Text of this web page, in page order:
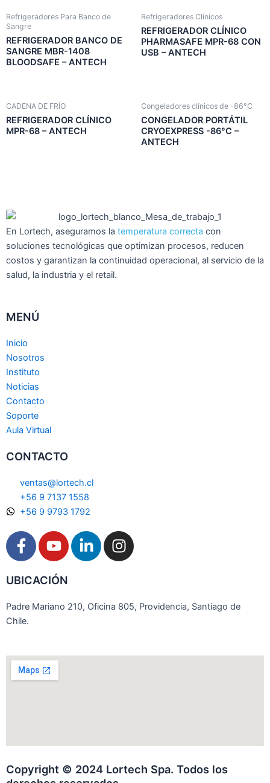
Refrigeradores Para Banco de
Sangre
REFRIGERADOR BANCO DE
SANGRE MBR-1408
BLOODSAFE – ANTECH
Refrigeradores Clínicos
REFRIGERADOR CLÍNICO
PHARMASAFE MPR-68 CON
USB – ANTECH
CADENA DE FRÍO
REFRIGERADOR CLÍNICO
MPR-68 – ANTECH
Congeladores clínicos de -86°C
CONGELADOR PORTÁTIL
CRYOEXPRESS -86°C –
ANTECH
En Lortech, aseguramos la temperatura correcta con
soluciones tecnológicas que optimizan procesos, reducen
costos y garantizan la continuidad operacional, al servicio de la
salud, la industria y el retail.
MENÚ
Inicio
Nosotros
Instituto
Noticias
Contacto
Soporte
Aula Virtual
CONTACTO
ventas@lortech.cl
+56 9 7137 1558
+56 9 9793 1792
F
a
e
o
o
-
f
Y
o
t
b
L
i
d
-
I
n
g
m
UBICACIÓN
Padre Mariano 210, Oficina 805, Providencia, Santiago de
Chile.
Copyright © 2024 Lortech Spa. Todos los